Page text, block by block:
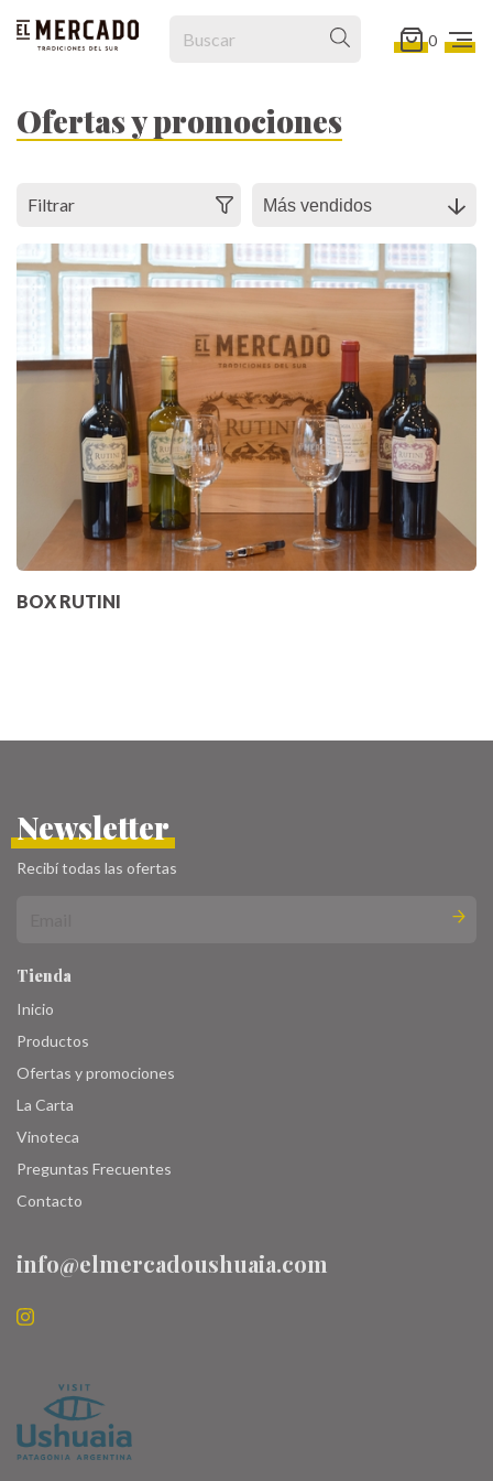
0
Ofertas y promociones
Filtrar
BOX RUTINI
Newsletter
Recibí todas las ofertas
Tienda
Inicio
Productos
Ofertas y promociones
La Carta
Vinoteca
Preguntas Frecuentes
Contacto
info@elmercadoushuaia.com